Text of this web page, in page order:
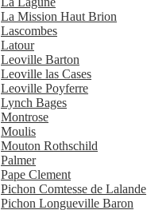
La Mission Haut Brion
Lascombes
Latour
Leoville Barton
Leoville las Cases
Leoville Poyferre
Lynch Bages
Montrose
Moulis
Mouton Rothschild
Palmer
Pape Clement
Pichon Comtesse de Lalande
Pichon Longueville Baron